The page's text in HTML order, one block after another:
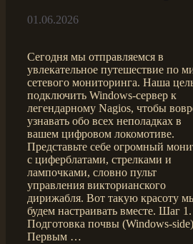
01.06.2026
Сегодня мы отправляемся в
увлекательное путешествие по
сетевого мониторинга. Наша
подключить Windows-сервер к
легендарному Nagios, чтобы
узнавать обо всех неполадках в
вашем цифровом локомотиве.
Представьте себе огромный
с циферблатами, стрелками и
лампочками, словно пульт
управления викторианского
дирижабля. Вот такую красоту
будем настраивать вместе. Шаг 1.
Подготовка почвы (Windows-side)
Первым …